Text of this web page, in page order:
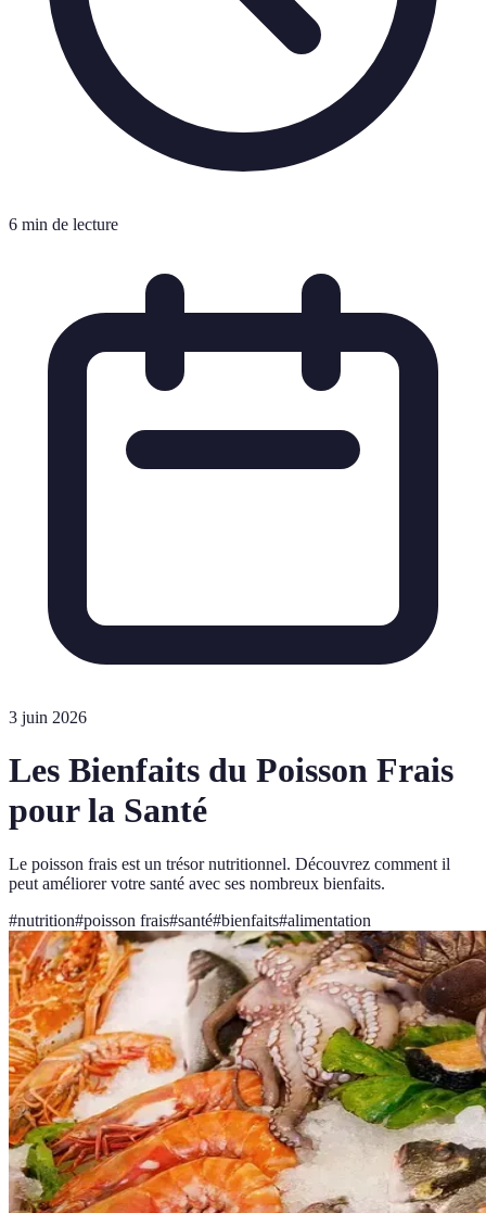
6 min de lecture
3 juin 2026
Les Bienfaits du Poisson Frais
pour la Santé
Le poisson frais est un trésor nutritionnel. Découvrez comment il
peut améliorer votre santé avec ses nombreux bienfaits.
#nutrition#poisson frais#santé#bienfaits#alimentation